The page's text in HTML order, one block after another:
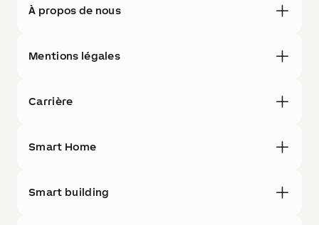
À propos de nous
Mentions légales
Carrière
Smart Home
Smart building